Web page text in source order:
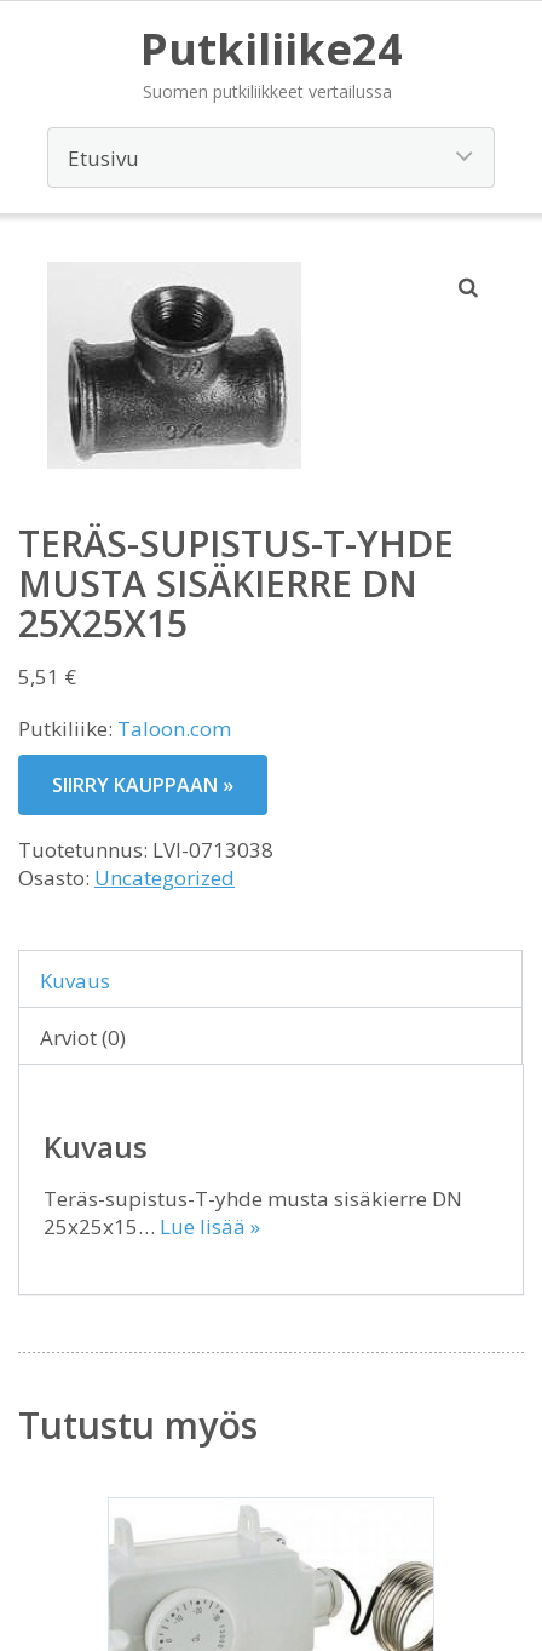
Putkiliike24
Suomen putkiliikkeet vertailussa
TERÄS-SUPISTUS-T-YHDE
MUSTA SISÄKIERRE DN
25X25X15
5,51 €
Putkiliike: Taloon.com
SIIRRY KAUPPAAN »
Tuotetunnus: LVI-0713038
Osasto: Uncategorized
Kuvaus
Arviot (0)
Kuvaus
Teräs-supistus-T-yhde musta sisäkierre DN
25x25x15… Lue lisää »
Tutustu myös